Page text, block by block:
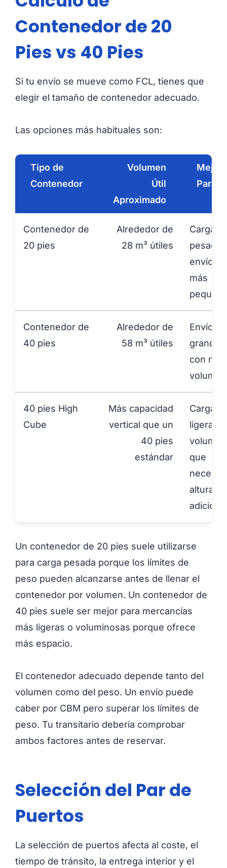
Contenedor de 20
Pies vs 40 Pies
Si tu envío se mueve como FCL, tienes que
elegir el tamaño de contenedor adecuado.
Las opciones más habituales son:
Tipo de
Contenedor
Volumen
Útil
Aproximado
Mejor
Para
Contenedor de
20 pies
Alrededor de
28 m³ útiles
Carga
pesada
envíos
más
Contenedor de
40 pies
Alrededor de
58 m³ útiles
Envíos
grandes
con más
volumen
40 pies High
Cube
Más capacidad
vertical que un
40 pies
estándar
Carga
ligera y
que
necesita
altura
adicional
Un contenedor de 20 pies suele utilizarse
para carga pesada porque los límites de
peso pueden alcanzarse antes de llenar el
contenedor por volumen. Un contenedor de
40 pies suele ser mejor para mercancías
más ligeras o voluminosas porque ofrece
más espacio.
El contenedor adecuado depende tanto del
volumen como del peso. Un envío puede
caber por CBM pero superar los límites de
peso. Tu transitario debería comprobar
ambos factores antes de reservar.
Selección del Par de
Puertos
La selección de puertos afecta al coste, el
tiempo de tránsito, la entrega interior y el